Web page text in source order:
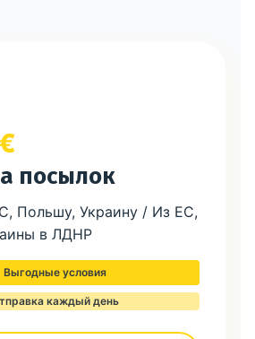
посылок
Польшу, Украину / Из ЕС,
в ЛДНР
Выгодные условия
каждый день